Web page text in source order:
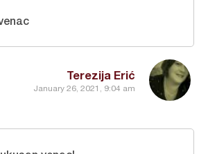
Terezija Erić
January 26, 2021, 9:04 am